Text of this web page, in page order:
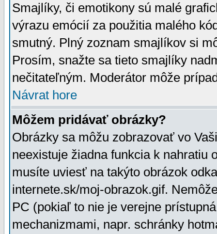
Smajlíky, či emotikony sú malé
výrazu emócií za použitia malého
smutný. Plný zoznam smajlíkov si
Prosím, snažte sa tieto smajlíky
nečitateľným. Moderátor môže
Návrat hore
Môžem pridávať obrázky?
Obrázky sa môžu zobrazovať vo
neexistuje žiadna funkcia k nahratiu
musíte uviesť na takýto obrázok
internete.sk/moj-obrazok.gif.
PC (pokiaľ to nie je verejne
mechanizmami, napr. schránky